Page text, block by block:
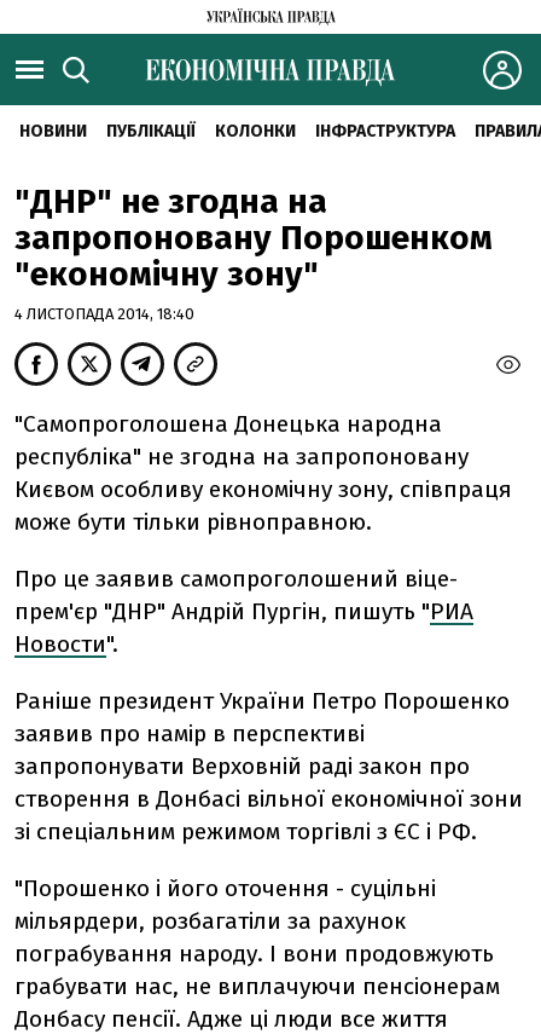
НОВИНИ ПУБЛІКАЦІЇ КОЛОНКИ ІНФРАСТРУКТУРА
"ДНР" не згодна на
запропоновану Порошенком
"економічну зону"
4 ЛИСТОПАДА 2014, 18:40
"Самопроголошена Донецька народна
республіка" не згодна на запропоновану
Києвом особливу економічну зону, співпраця
може бути тільки рівноправною.
Про це заявив самопроголошений віце-
прем'єр "ДНР" Андрій Пургін, пишуть "РИА
Новости".
Раніше президент України Петро Порошенко
заявив про намір в перспективі
запропонувати Верховній раді закон про
створення в Донбасі вільної економічної зони
зі спеціальним режимом торгівлі з ЄС і РФ.
"Порошенко і його оточення - суцільні
мільярдери, розбагатіли за рахунок
пограбування народу. І вони продовжують
грабувати нас, не виплачуючи пенсіонерам
Донбасу пенсії. Адже ці люди все життя